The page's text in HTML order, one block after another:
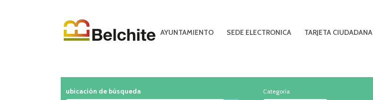
AYUNTAMIENTO SEDE ELECTRONICA TARJETA CIUDADANA
ubicación de búsqueda Categoría